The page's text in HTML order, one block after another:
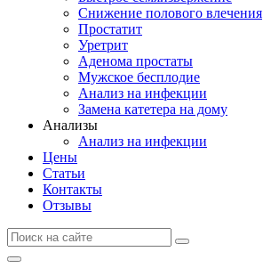
Снижение полового влечения
Простатит
Уретрит
Аденома простаты
Мужское бесплодие
Анализ на инфекции
Замена катетера на дому
Анализы
Анализ на инфекции
Цены
Статьи
Контакты
Отзывы